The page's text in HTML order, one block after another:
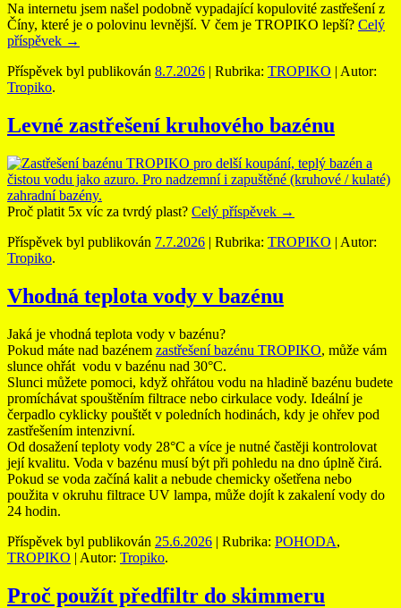
Na internetu jsem našel podobně vypadající kopulovité zastřešení z
Číny, které je o polovinu levnější. V čem je TROPIKO lepší? Celý
příspěvek →
Příspěvek byl publikován 8.7.2026 | Rubrika: TROPIKO | Autor:
Tropiko.
Levné zastřešení kruhového bazénu
Proč platit 5x víc za tvrdý plast? Celý příspěvek →
Příspěvek byl publikován 7.7.2026 | Rubrika: TROPIKO | Autor:
Tropiko.
Vhodná teplota vody v bazénu
Jaká je vhodná teplota vody v bazénu?
Pokud máte nad bazénem zastřešení bazénu TROPIKO, může vám
slunce ohřát vodu v bazénu nad 30°C.
Slunci můžete pomoci, když ohřátou vodu na hladině bazénu budete
promíchávat spouštěním filtrace nebo cirkulace vody. Ideální je
čerpadlo cyklicky pouštět v poledních hodinách, kdy je ohřev pod
zastřešením intenzivní.
Od dosažení teploty vody 28°C a více je nutné častěji kontrolovat
její kvalitu. Voda v bazénu musí být při pohledu na dno úplně čirá.
Pokud se voda začíná kalit a nebude chemicky ošetřena nebo
použita v okruhu filtrace UV lampa, může dojít k zakalení vody do
24 hodin.
Příspěvek byl publikován 25.6.2026 | Rubrika: POHODA,
TROPIKO | Autor: Tropiko.
Proč použít předfiltr do skimmeru